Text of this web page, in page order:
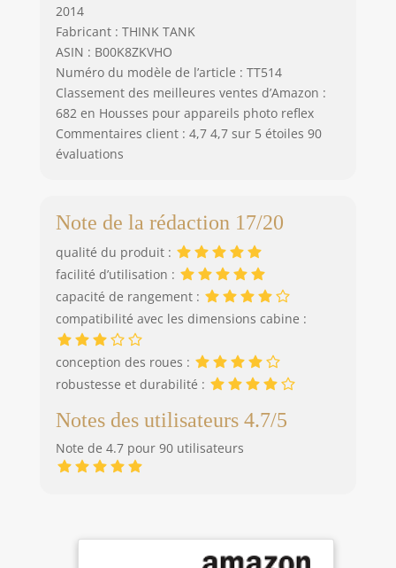
2014
Fabricant : THINK TANK
ASIN : B00K8ZKVHO
Numéro du modèle de l’article : TT514
Classement des meilleures ventes d’Amazon :
682 en Housses pour appareils photo reflex
Commentaires client : 4,7 4,7 sur 5 étoiles 90
évaluations
Note de la rédaction 17/20
qualité du produit :
facilité d’utilisation :
capacité de rangement :
compatibilité avec les dimensions cabine :
conception des roues :
robustesse et durabilité :
Notes des utilisateurs 4.7/5
Note de 4.7 pour 90 utilisateurs